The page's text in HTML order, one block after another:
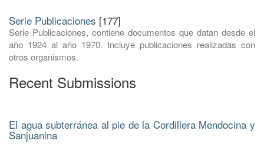
Serie Publicaciones [177]
Serie Publicaciones, contiene documentos que datan desde el
año 1924 al año 1970. Incluye publicaciones realizadas con
otros organismos.
Recent Submissions
El agua subterránea al pie de la Cordillera Mendocina y
Sanjuanina